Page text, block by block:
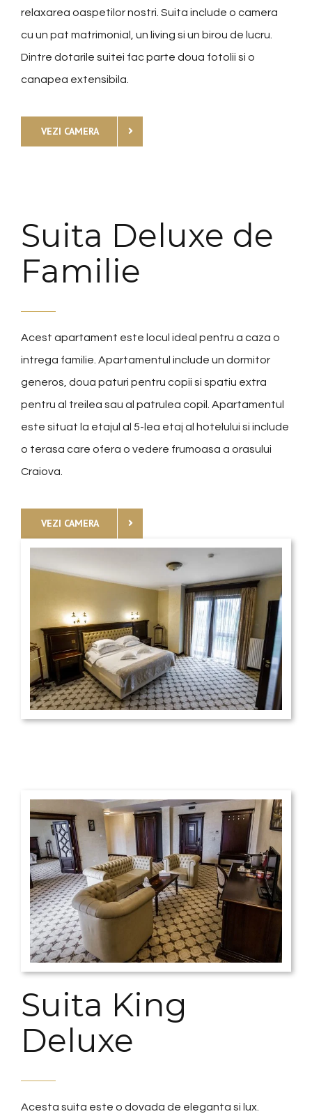
relaxarea oaspetilor nostri. Suita include o camera
cu un pat matrimonial, un living si un birou de lucru.
Dintre dotarile suitei fac parte doua fotolii si o
canapea extensibila.
VEZI CAMERA
Suita Deluxe de
Familie
Acest apartament este locul ideal pentru a caza o
intrega familie. Apartamentul include un dormitor
generos, doua paturi pentru copii si spatiu extra
pentru al treilea sau al patrulea copil. Apartamentul
este situat la etajul al 5-lea etaj al hotelului si include
o terasa care ofera o vedere frumoasa a orasului
Craiova.
VEZI CAMERA
Suita King
Deluxe
Acesta suita este o dovada de eleganta si lux.